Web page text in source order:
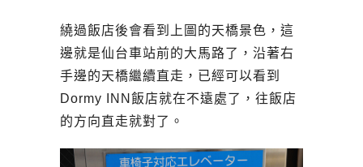
繞過飯店後會看到上圖的天橋景色，這
邊就是仙台車站前的大馬路了，沿著右
手邊的天橋繼續直走，已經可以看到
Dormy INN飯店就在不遠處了，往飯店
的方向直走就對了。